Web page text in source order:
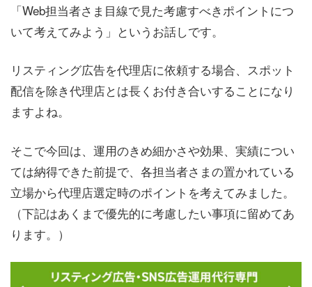
「Web担当者さま目線で見た考慮すべきポイントにつ
いて考えてみよう」というお話しです。
リスティング広告を代理店に依頼する場合、スポット
配信を除き代理店とは長くお付き合いすることになり
ますよね。
そこで今回は、運用のきめ細かさや効果、実績につい
ては納得できた前提で、各担当者さまの置かれている
立場から代理店選定時のポイントを考えてみました。
（下記はあくまで優先的に考慮したい事項に留めてあ
ります。）